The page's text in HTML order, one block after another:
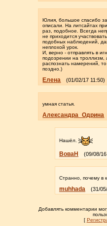
Юлия, большое спасибо
описали. На литсайтах
раз, подобное. Всегда
не приходится
подобных наблюдений,
неплохой урок.
И, верно - отправлять в
подозрении на троллизм,
распознать намерений,
поздно.)
Елена (01/02/17 11:50)
умная статья.
Александра_Одрина
Нашёл.
ВоваН (09/08/
Странно, почему в
muhhada (31/
Добавлять комментарии
[